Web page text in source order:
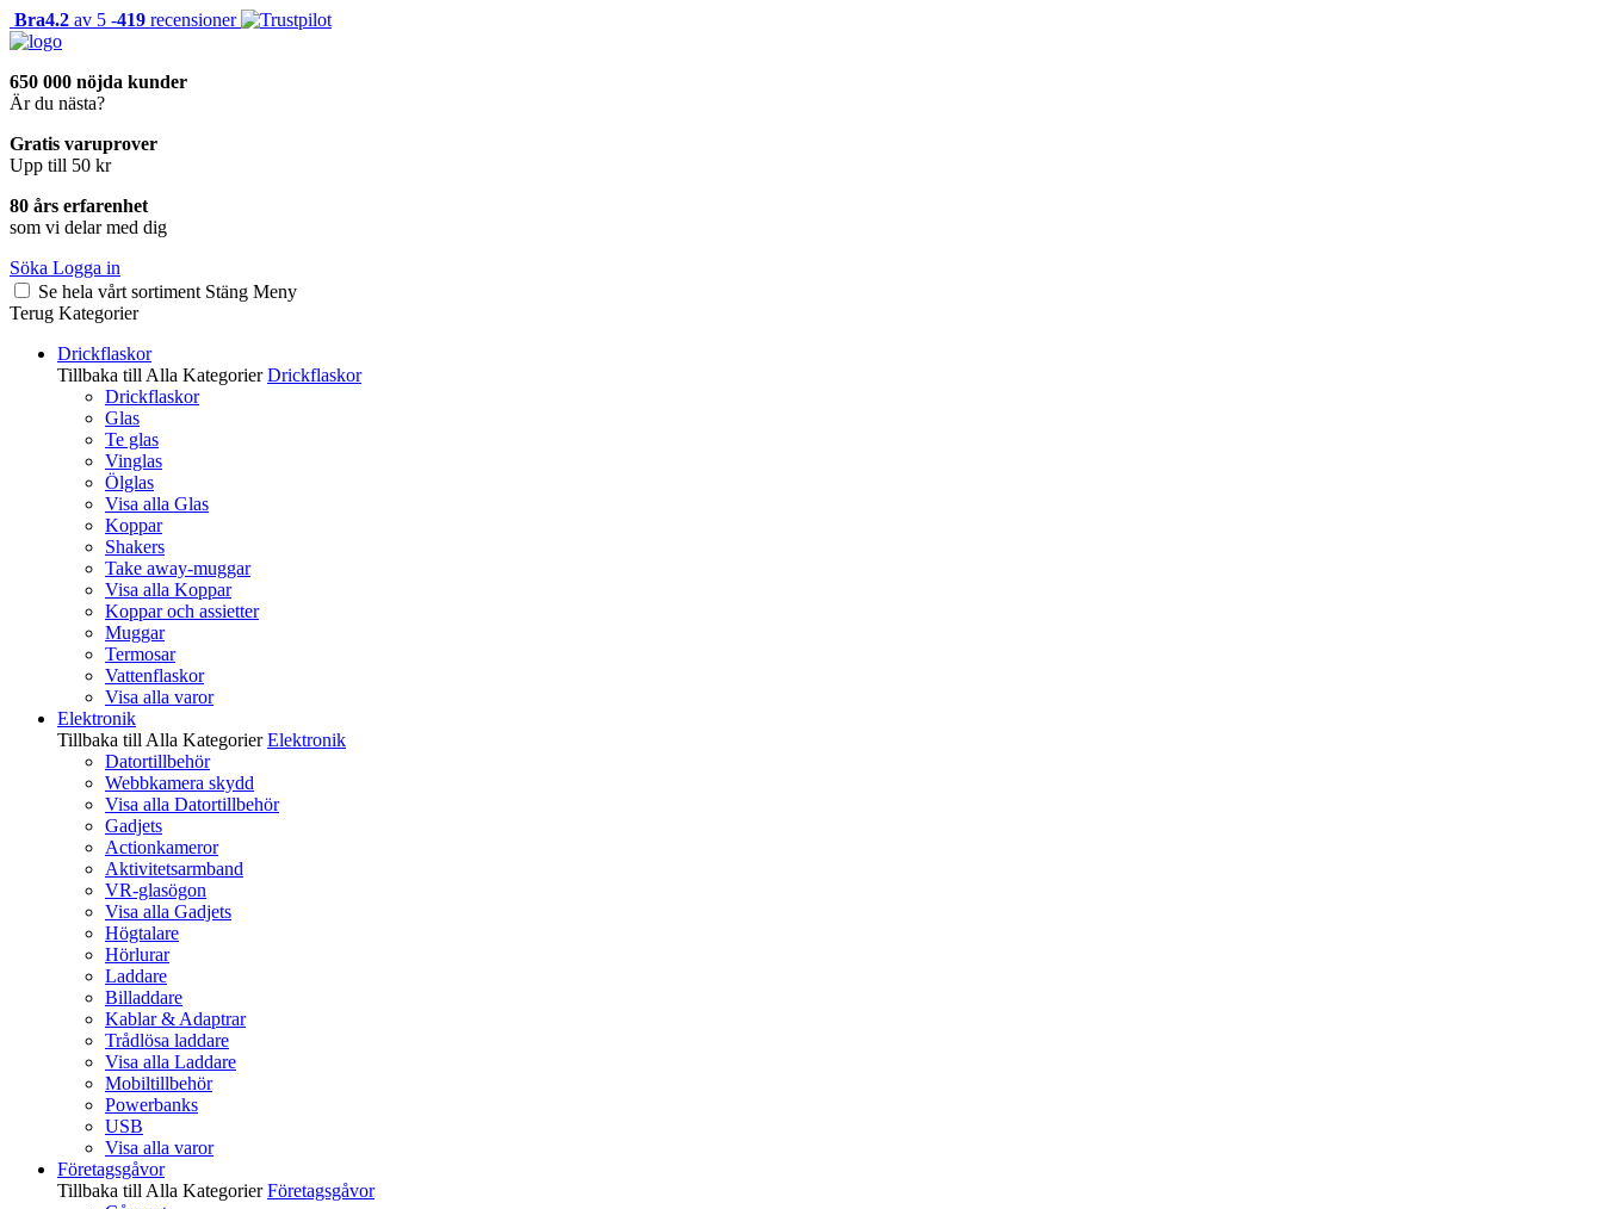
Bra4.2 av 5 -419 recensioner
650 000 nöjda kunder
Är du nästa?
Gratis varuprover
Upp till 50 kr
80 års erfarenhet
som vi delar med dig
Söka Logga in
Se hela vårt sortiment Stäng Meny
Terug Kategorier
Drickflaskor
Tillbaka till Alla Kategorier Drickflaskor
Drickflaskor
Glas
Te glas
Vinglas
Ölglas
Visa alla Glas
Koppar
Shakers
Take away-muggar
Visa alla Koppar
Koppar och assietter
Muggar
Termosar
Vattenflaskor
Visa alla varor
Elektronik
Tillbaka till Alla Kategorier Elektronik
Datortillbehör
Webbkamera skydd
Visa alla Datortillbehör
Gadjets
Actionkameror
Aktivitetsarmband
VR-glasögon
Visa alla Gadjets
Högtalare
Hörlurar
Laddare
Billaddare
Kablar & Adaptrar
Trådlösa laddare
Visa alla Laddare
Mobiltillbehör
Powerbanks
USB
Visa alla varor
Företagsgåvor
Tillbaka till Alla Kategorier Företagsgåvor